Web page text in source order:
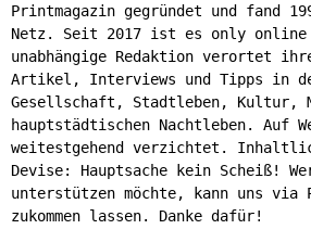
Printmagazin gegründet und fand
Netz. Seit 2017 ist es only
unabhängige Redaktion verortet
Artikel, Interviews und Tipps in
Gesellschaft, Stadtleben, Kultur,
hauptstädtischen Nachtleben. Auf
weitestgehend verzichtet.
Devise: Hauptsache kein Scheiß!
unterstützen möchte, kann uns via
zukommen lassen. Danke dafür!